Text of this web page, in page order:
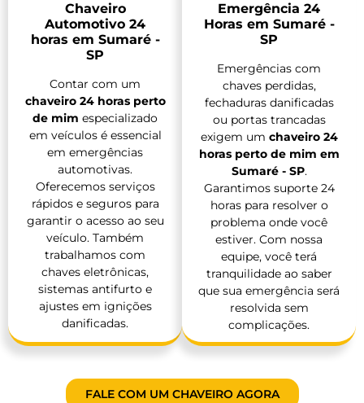
Chaveiro
Automotivo 24
horas em Sumaré -
SP
Contar com um
chaveiro 24 horas perto
de mim especializado
em veículos é essencial
em emergências
automotivas.
Oferecemos serviços
rápidos e seguros para
garantir o acesso ao seu
veículo. Também
trabalhamos com
chaves eletrônicas,
sistemas antifurto e
ajustes em ignições
danificadas.
Emergência 24
Horas em Sumaré -
SP
Emergências com
chaves perdidas,
fechaduras danificadas
ou portas trancadas
exigem um chaveiro 24
horas perto de mim em
Sumaré - SP.
Garantimos suporte 24
horas para resolver o
problema onde você
estiver. Com nossa
equipe, você terá
tranquilidade ao saber
que sua emergência será
resolvida sem
complicações.
FALE COM UM CHAVEIRO AGORA